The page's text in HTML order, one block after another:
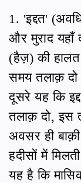
1. 'इद्दत'
और मुराद यहाँ
(हैज़) की
समय तलाक़
दूसरे यह कि
तलाक़ दो, इस
अवसर ही
हदीसों में
यह है कि